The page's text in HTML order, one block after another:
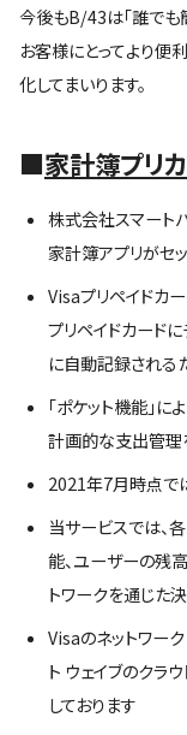
今後もB/43は「誰でも
お客様にとってより便
化してまいります。
■家計簿プリ
株式会社スマート
家計簿アプリがセ
Visaプリペイドカ
プリペイドカード
に自動記録される
「ポケット機能」
計画的な支出管理
2021年7月時点で
当サービスでは、
能、ユーザーの残
トワークを通じた
Visaのネットワー
ト ウェイブのクラ
しております